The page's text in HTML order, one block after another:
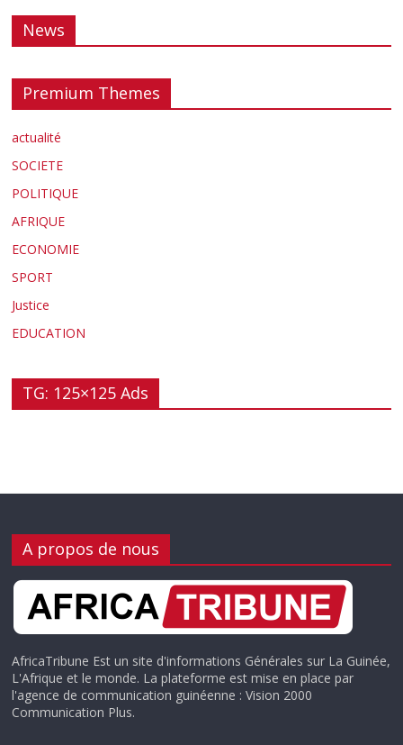
News
Premium Themes
actualité
SOCIETE
POLITIQUE
AFRIQUE
ECONOMIE
SPORT
Justice
EDUCATION
TG: 125×125 Ads
A propos de nous
AfricaTribune Est un site d'informations Générales sur La Guinée,
L'Afrique et le monde. La plateforme est mise en place par
l'agence de communication guinéenne : Vision 2000
Communication Plus.